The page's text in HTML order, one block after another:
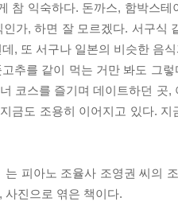
참 익숙하다. 돈까스, 함박스
가, 하면 잘 모르겠다. 서구식
, 또 서구나 일본의 비슷한 음
추를 같이 먹는 거만 봐도 그
코스를 즐기며 데이트하던 곳
금도 조용히 이어지고 있다.
는 피아노 조율사 조영권 씨의
사진으로 엮은 책이다.